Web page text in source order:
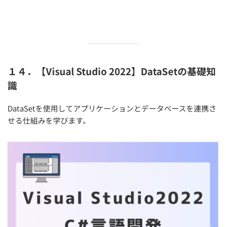
１４．【Visual Studio 2022】DataSetの基礎知
識
DataSetを使用してアプリケーションとデータベースを連携さ
せる仕組みを学びます。